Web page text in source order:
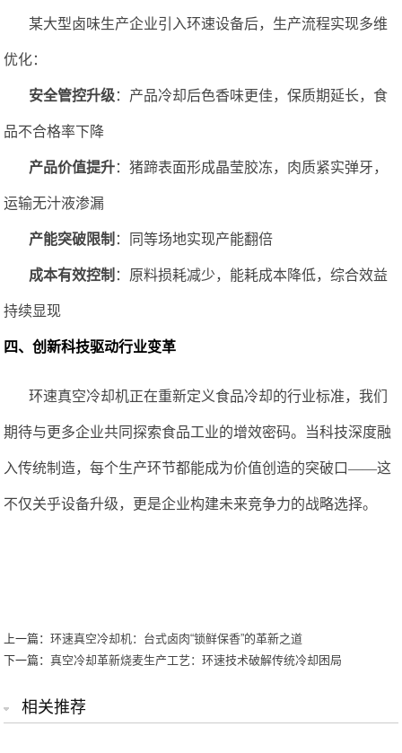
某大型卤味生产企业引入环速设备后，生产流程实现多维
优化：
安全管控升级：产品冷却后色香味更佳，保质期延长，食
品不合格率下降
产品价值提升：猪蹄表面形成晶莹胶冻，肉质紧实弹牙，
运输无汁液渗漏
产能突破限制 ：同等场地实现产能翻倍
成本有效控制 ：原料损耗减少，能耗成本降低，综合效益
持续显现
四、创新科技驱动行业变革
环速真空冷却机正在重新定义食品冷却的行业标准，我们
期待与更多企业共同探索食品工业的增效密码。当科技深度融
入传统制造，每个生产环节都能成为价值创造的突破口——这
不仅关乎设备升级，更是企业构建未来竞争力的战略选择。
上一篇：环速真空冷却机：台式卤肉“锁鲜保香”的革新之道
下一篇：真空冷却革新烧麦生产工艺：环速技术破解传统冷却困局
相关推荐